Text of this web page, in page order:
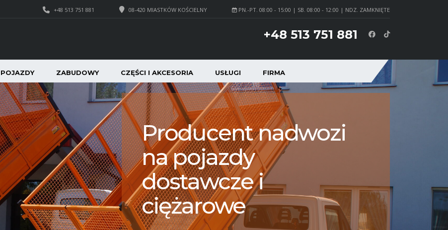
PN.-PT. 08:00 - 15:00 | SB. 08:00 - 12:00 | NDZ. ZAMKNIĘTE
08-420 MIASTKÓW KOŚCIELNY
+48 513 751 881
+48 513 751 881
POJAZDY ZABUDOWY CZĘŚCI I AKCESORIA USŁUGI FIRMA
Producent nadwozi
na pojazdy
dostawcze i
ciężarowe